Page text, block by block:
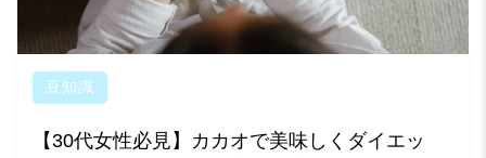
豆知識
【30代女性必見】カカオで美味しくダイエッ